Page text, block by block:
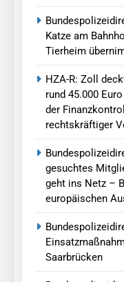
Katze am
Tierheim
HZA-R: Zoll
rund 45.000
der
rechtskräftiger
gesuchtes
geht ins Netz –
europäischen
Saarbrücken